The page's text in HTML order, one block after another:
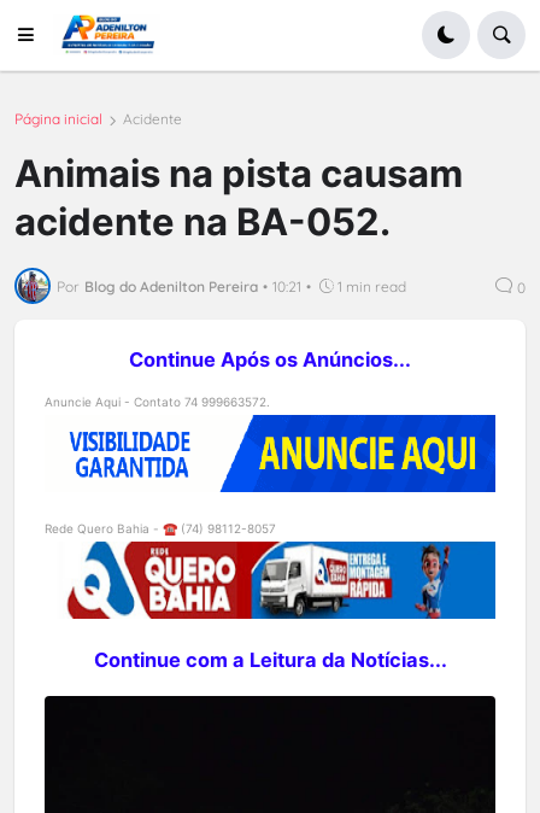
Página inicial Acidente
Animais na pista causam
acidente na BA-052.
Por Blog do Adenilton Pereira • 10:21 • 1 min read 0
Continue Após os Anúncios...
Anuncie Aqui - Contato 74 999663572.
Rede Quero Bahia - ☎️ (74) 98112-8057
Continue com a Leitura da Notícias...